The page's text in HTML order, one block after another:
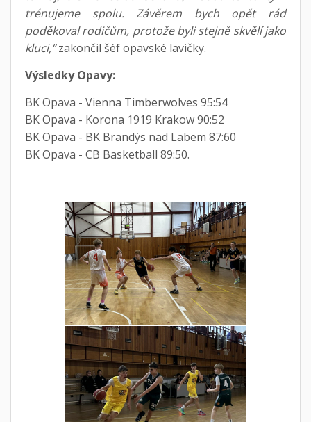
trénujeme spolu. Závěrem bych opět rád
poděkoval rodičům, protože byli stejně skvělí jako
kluci,“zakončil šéf opavské lavičky.
Výsledky Opavy:
BK Opava - Vienna Timberwolves 95:54
BK Opava - Korona 1919 Krakow 90:52
BK Opava - BK Brandýs nad Labem 87:60
BK Opava - CB Basketball 89:50.